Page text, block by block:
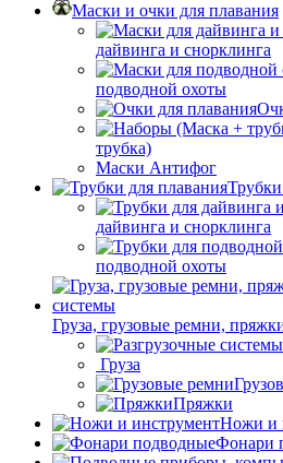
Маски и очки для плавания
дайвинга и снорклинга
подводной охоты
трубка)
Маски Антифог
дайвинга и снорклинга
подводной охоты
Груза, грузовые ремни,
Груза
Пряжки
Ножи и
Фонари